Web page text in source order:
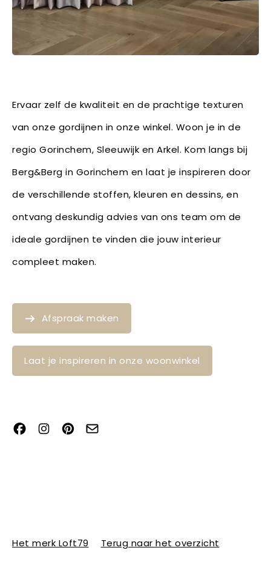
Ervaar zelf de kwaliteit en de prachtige texturen
van onze gordijnen in onze winkel. Woon je in de
regio Gorinchem, Sleeuwijk en Arkel. Kom langs bij
Berg&Berg in Gorinchem en laat je inspireren door
de verschillende stoffen, kleuren en dessins, en
ontvang deskundig advies van ons team om de
ideale gordijnen te vinden die jouw interieur
compleet maken.
Afspraak maken
Laat je inspireren in onze woonwinkel
Het merk Loft79 Terug naar het overzicht